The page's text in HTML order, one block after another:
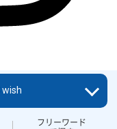
フリーワード
wish